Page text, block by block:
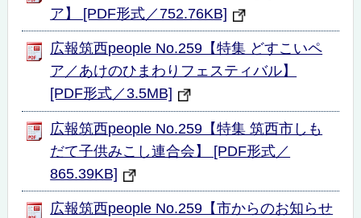
ア】 [PDF形式／752.76KB]
広報筑西people No.259【特集 どすこいペ
ア／あけのひまわりフェスティバル】
[PDF形式／3.5MB]
広報筑西people No.259【特集 筑西市しも
だて子供みこし連合会】 [PDF形式／
865.39KB]
広報筑西people No.259【市からのお知らせ